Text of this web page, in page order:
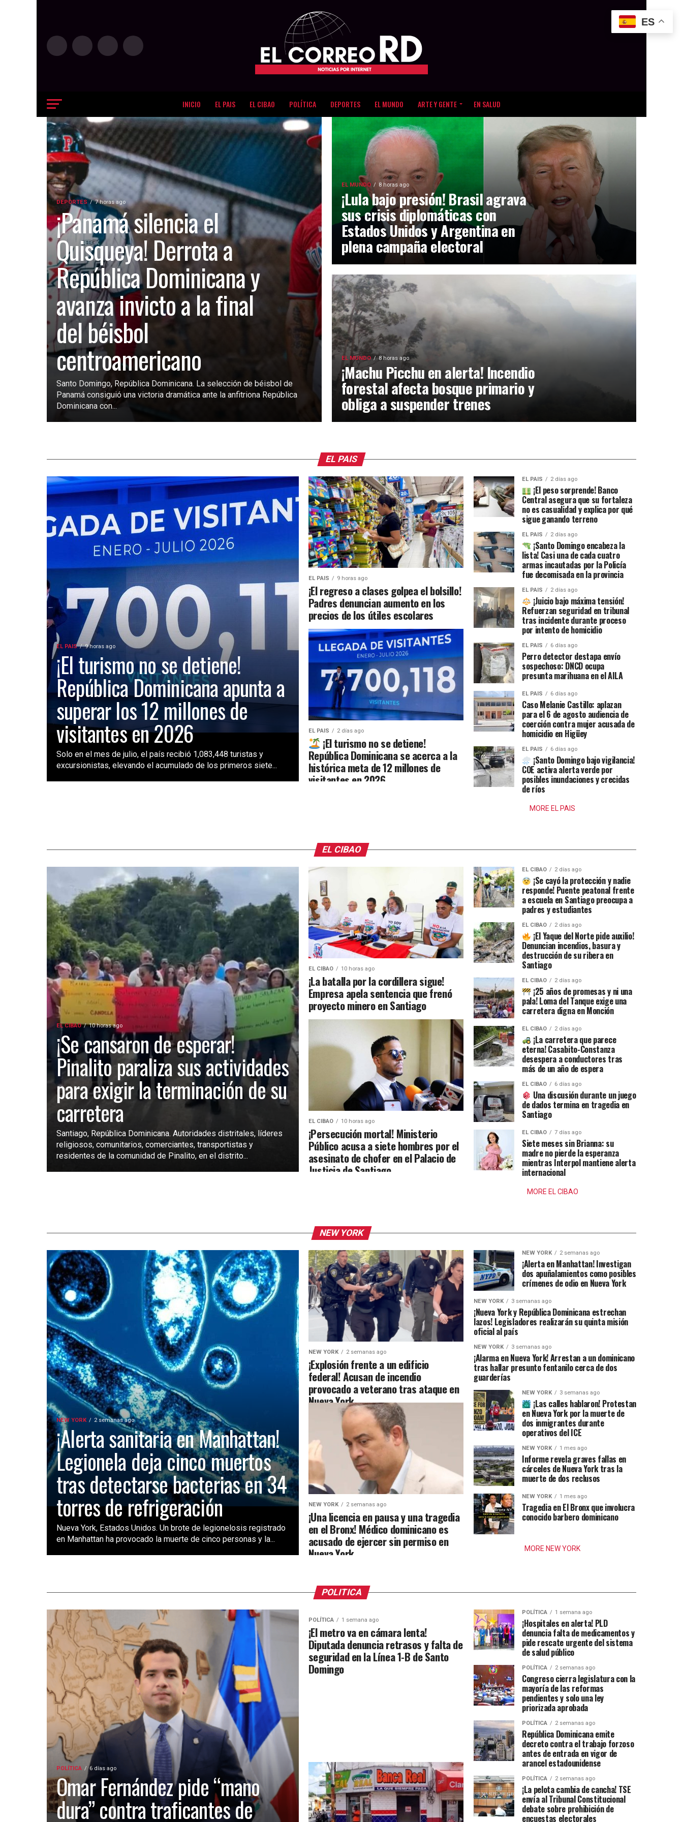
INICIO EL PAIS EL CIBAO POLÍTICA DEPORTES EL MUNDO ARTE Y GENTE EN SALUD
DEPORTES 7 horas ago
¡Panamá silencia el
Quisqueya! Derrota a
República Dominicana y
avanza invicto a la final
del béisbol
centroamericano
Santo Domingo, República Dominicana. La selección de béisbol de
Panamá consiguió una victoria dramática ante la anfitriona República
Dominicana con...
EL MUNDO 8 horas ago
¡Lula bajo presión! Brasil agrava
sus crisis diplomáticas con
Estados Unidos y Argentina en
plena campaña electoral
EL MUNDO 8 horas ago
¡Machu Picchu en alerta! Incendio
forestal afecta bosque primario y
obliga a suspender trenes
EL PAIS
EL PAIS 9 horas ago
¡El turismo no se detiene!
República Dominicana apunta a
superar los 12 millones de
visitantes en 2026
Solo en el mes de julio, el país recibió 1,083,448 turistas y
excursionistas, elevando el acumulado de los primeros siete...
EL PAIS 9 horas ago
¡El regreso a clases golpea el bolsillo!
Padres denuncian aumento en los
precios de los útiles escolares
EL PAIS 2 días ago
¡El turismo no se detiene!
República Dominicana se acerca a la
histórica meta de 12 millones de
visitantes en 2026
EL PAIS 2 días ago
¡El peso sorprende! Banco
Central asegura que su fortaleza
no es casualidad y explica por qué
sigue ganando terreno
EL PAIS 2 días ago
¡Santo Domingo encabeza la
lista! Casi una de cada cuatro
armas incautadas por la Policía
fue decomisada en la provincia
EL PAIS 2 días ago
¡Juicio bajo máxima tensión!
Refuerzan seguridad en tribunal
tras incidente durante proceso
por intento de homicidio
EL PAIS 6 días ago
Perro detector destapa envío
sospechoso: DNCD ocupa
presunta marihuana en el AILA
EL PAIS 6 días ago
Caso Melanie Castillo: aplazan
para el 6 de agosto audiencia de
coerción contra mujer acusada de
homicidio en Higüey
EL PAIS 6 días ago
¡Santo Domingo bajo vigilancia!
COE activa alerta verde por
posibles inundaciones y crecidas
de ríos
MORE EL PAIS
EL CIBAO
EL CIBAO 10 horas ago
¡Se cansaron de esperar!
Pinalito paraliza sus actividades
para exigir la terminación de su
carretera
Santiago, República Dominicana. Autoridades distritales, líderes
religiosos, comunitarios, comerciantes, transportistas y
residentes de la comunidad de Pinalito, en el distrito...
EL CIBAO 10 horas ago
¡La batalla por la cordillera sigue!
Empresa apela sentencia que frenó
proyecto minero en Santiago
EL CIBAO 10 horas ago
¡Persecución mortal! Ministerio
Público acusa a siete hombres por el
asesinato de chofer en el Palacio de
Justicia de Santiago
EL CIBAO 2 días ago
¡Se cayó la protección y nadie
responde! Puente peatonal frente
a escuela en Santiago preocupa a
padres y estudiantes
EL CIBAO 2 días ago
¡El Yaque del Norte pide auxilio!
Denuncian incendios, basura y
destrucción de su ribera en
Santiago
EL CIBAO 2 días ago
¡25 años de promesas y ni una
pala! Loma del Tanque exige una
carretera digna en Monción
EL CIBAO 2 días ago
¡La carretera que parece
eterna! Casabito-Constanza
desespera a conductores tras
más de un año de espera
EL CIBAO 6 días ago
Una discusión durante un juego
de dados termina en tragedia en
Santiago
EL CIBAO 7 días ago
Siete meses sin Brianna: su
madre no pierde la esperanza
mientras Interpol mantiene alerta
internacional
MORE EL CIBAO
NEW YORK
NEW YORK 2 semanas ago
¡Alerta sanitaria en Manhattan!
Legionela deja cinco muertos
tras detectarse bacterias en 34
torres de refrigeración
Nueva York, Estados Unidos. Un brote de legionelosis registrado
en Manhattan ha provocado la muerte de cinco personas y la...
NEW YORK 2 semanas ago
¡Explosión frente a un edificio
federal! Acusan de incendio
provocado a veterano tras ataque en
Nueva York
NEW YORK 2 semanas ago
¡Una licencia en pausa y una tragedia
en el Bronx! Médico dominicano es
acusado de ejercer sin permiso en
Nueva York
NEW YORK 2 semanas ago
¡Alerta en Manhattan! Investigan
dos apuñalamientos como posibles
crímenes de odio en Nueva York
NEW YORK 3 semanas ago
¡Nueva York y República Dominicana estrechan
lazos! Legisladores realizarán su quinta misión
oficial al país
NEW YORK 3 semanas ago
¡Alarma en Nueva York! Arrestan a un dominicano
tras hallar presunto fentanilo cerca de dos
guarderías
NEW YORK 3 semanas ago
¡Las calles hablaron! Protestan
en Nueva York por la muerte de
dos inmigrantes durante
operativos del ICE
NEW YORK 1 mes ago
Informe revela graves fallas en
cárceles de Nueva York tras la
muerte de dos reclusos
NEW YORK 1 mes ago
Tragedia en El Bronx que involucra
conocido barbero dominicano
MORE NEW YORK
POLITICA
POLÍTICA 6 días ago
Omar Fernández pide “mano
dura” contra traficantes de
POLÍTICA 1 semana ago
¡El metro va en cámara lenta!
Diputada denuncia retrasos y falta de
seguridad en la Línea 1-B de Santo
Domingo
POLÍTICA 1 semana ago
¡Hospitales en alerta! PLD
denuncia falta de medicamentos y
pide rescate urgente del sistema
de salud público
POLÍTICA 2 semanas ago
Congreso cierra legislatura con la
mayoría de las reformas
pendientes y solo una ley
priorizada aprobada
POLÍTICA 2 semanas ago
República Dominicana emite
decreto contra el trabajo forzoso
antes de entrada en vigor de
arancel estadounidense
POLÍTICA 2 semanas ago
¡La pelota cambia de cancha! TSE
envía al Tribunal Constitucional
debate sobre prohibición de
encuestas electorales
ES